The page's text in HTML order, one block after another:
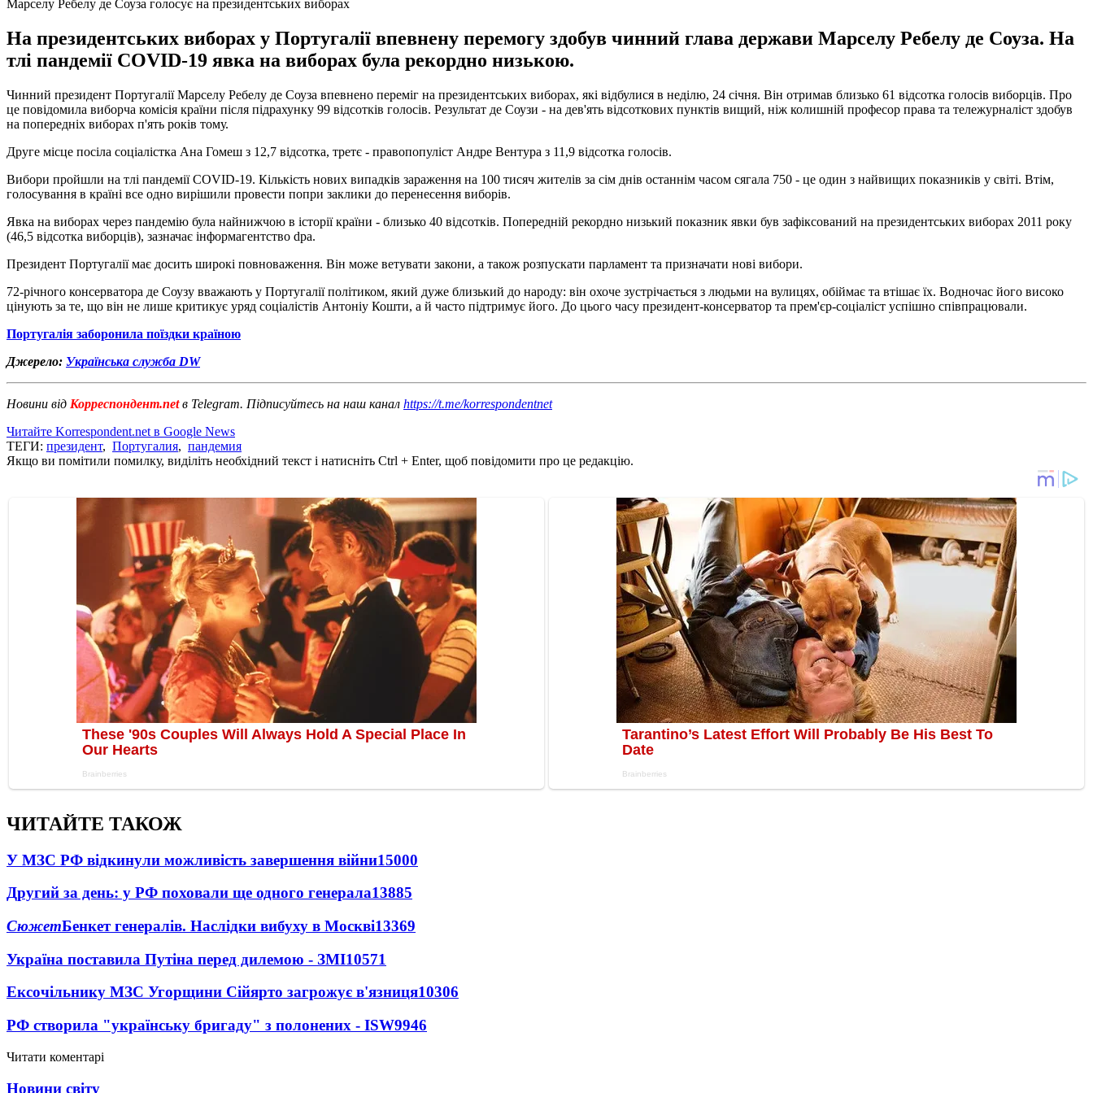
Марселу Ребелу де Соуза голосує на президентських виборах
На президентських виборах у Португалії впевнену перемогу здобув чинний глава держави Марселу Ребелу де Соуза. На
тлі пандемії COVID-19 явка на виборах була рекордно низькою.
Чинний президент Португалії Марселу Ребелу де Соуза впевнено переміг на президентських виборах, які відбулися в неділю, 24 січня. Він отримав близько 61 відсотка голосів виборців. Про
це повідомила виборча комісія країни після підрахунку 99 відсотків голосів. Результат де Соузи - на дев'ять відсоткових пунктів вищий, ніж колишній професор права та тележурналіст здобув
на попередніх виборах п'ять років тому.
Друге місце посіла соціалістка Ана Гомеш з 12,7 відсотка, третє - правопопуліст Андре Вентура з 11,9 відсотка голосів.
Вибори пройшли на тлі пандемії COVID-19. Кількість нових випадків зараження на 100 тисяч жителів за сім днів останнім часом сягала 750 - це один з найвищих показників у світі. Втім,
голосування в країні все одно вирішили провести попри заклики до перенесення виборів.
Явка на виборах через пандемію була найнижчою в історії країни - близько 40 відсотків. Попередній рекордно низький показник явки був зафіксований на президентських виборах 2011 року
(46,5 відсотка виборців), зазначає інформагентство dpa.
Президент Португалії має досить широкі повноваження. Він може ветувати закони, а також розпускати парламент та призначати нові вибори.
72-річного консерватора де Соузу вважають у Португалії політиком, який дуже близький до народу: він охоче зустрічається з людьми на вулицях, обіймає та втішає їх. Водночас його високо
цінують за те, що він не лише критикує уряд соціалістів Антоніу Кошти, а й часто підтримує його. До цього часу президент-консерватор та прем'єр-соціаліст успішно співпрацювали.
Португалія заборонила поїздки країною
Джерело: Українська служба DW
Новини від Корреспондент.netв Telegram. Підписуйтесь на наш канал https://t.me/korrespondentnet
Читайте Korrespondent.net в Google News
ТЕГИ: президент, Португалия, пандемия
Якщо ви помітили помилку, виділіть необхідний текст і натисніть Ctrl + Enter, щоб повідомити про це редакцію.
ЧИТАЙТЕ ТАКОЖ
У МЗС РФ відкинули можливість завершення війни15000
Другий за день: у РФ поховали ще одного генерала13885
СюжетБенкет генералів. Наслідки вибуху в Москві13369
Україна поставила Путіна перед дилемою - ЗМІ10571
Ексочільнику МЗС Угорщини Сійярто загрожує в'язниця10306
РФ створила "українську бригаду" з полонених - ISW9946
Читати коментарі
Новини світу